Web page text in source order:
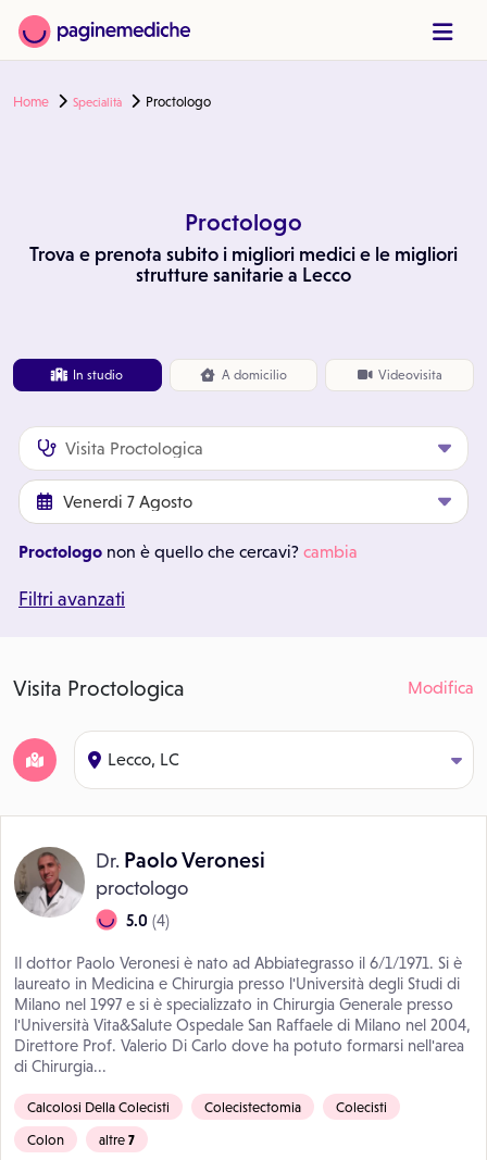
Home Specialità Proctologo
Proctologo
Trova e prenota subito i migliori medici e le migliori
strutture sanitarie a Lecco
In studio A domicilio Videovisita
Proctologo non è quello che cercavi? cambia
Filtri avanzati
Visita Proctologica Modifica
Lecco, LC
Dr. Paolo Veronesi
proctologo
5.0 (4)
Il dottor Paolo Veronesi è nato ad Abbiategrasso il 6/1/1971. Si è
laureato in Medicina e Chirurgia presso l'Università degli Studi di
Milano nel 1997 e si è specializzato in Chirurgia Generale presso
l'Università Vita&Salute Ospedale San Raffaele di Milano nel 2004,
Direttore Prof. Valerio Di Carlo dove ha potuto formarsi nell'area
di Chirurgia...
Calcolosi Della Colecisti Colecistectomia
Colecisti
Colon
altre 7